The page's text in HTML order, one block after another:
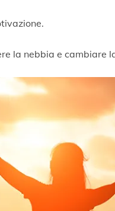
la nebbia e cambiare